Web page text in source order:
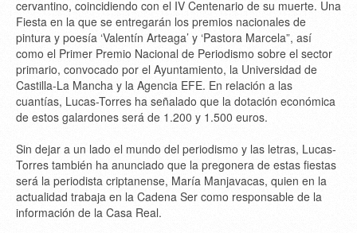
cervantino, coincidiendo con el IV Centenario de su muerte. Una
Fiesta en la que se entregarán los premios nacionales de
pintura y poesía ‘Valentín Arteaga’ y ‘Pastora Marcela”, así
como el Primer Premio Nacional de Periodismo sobre el sector
primario, convocado por el Ayuntamiento, la Universidad de
Castilla-La Mancha y la Agencia EFE. En relación a las
cuantías, Lucas-Torres ha señalado que la dotación económica
de estos galardones será de 1.200 y 1.500 euros.
Sin dejar a un lado el mundo del periodismo y las letras, Lucas-
Torres también ha anunciado que la pregonera de estas fiestas
será la periodista criptanense, María Manjavacas, quien en la
actualidad trabaja en la Cadena Ser como responsable de la
información de la Casa Real.